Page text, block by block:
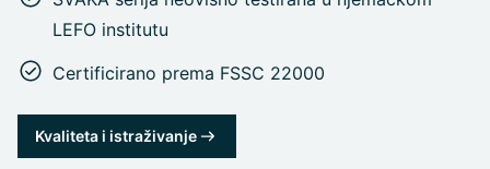
LEFO institutu
Certificirano prema FSSC 22000
Kvaliteta i istraživanje